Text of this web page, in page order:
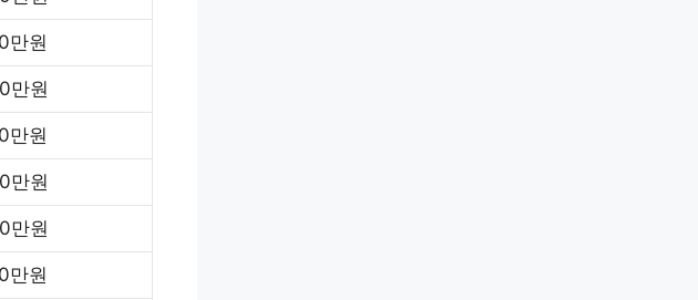
만원
만원
만원
만원
만원
만원